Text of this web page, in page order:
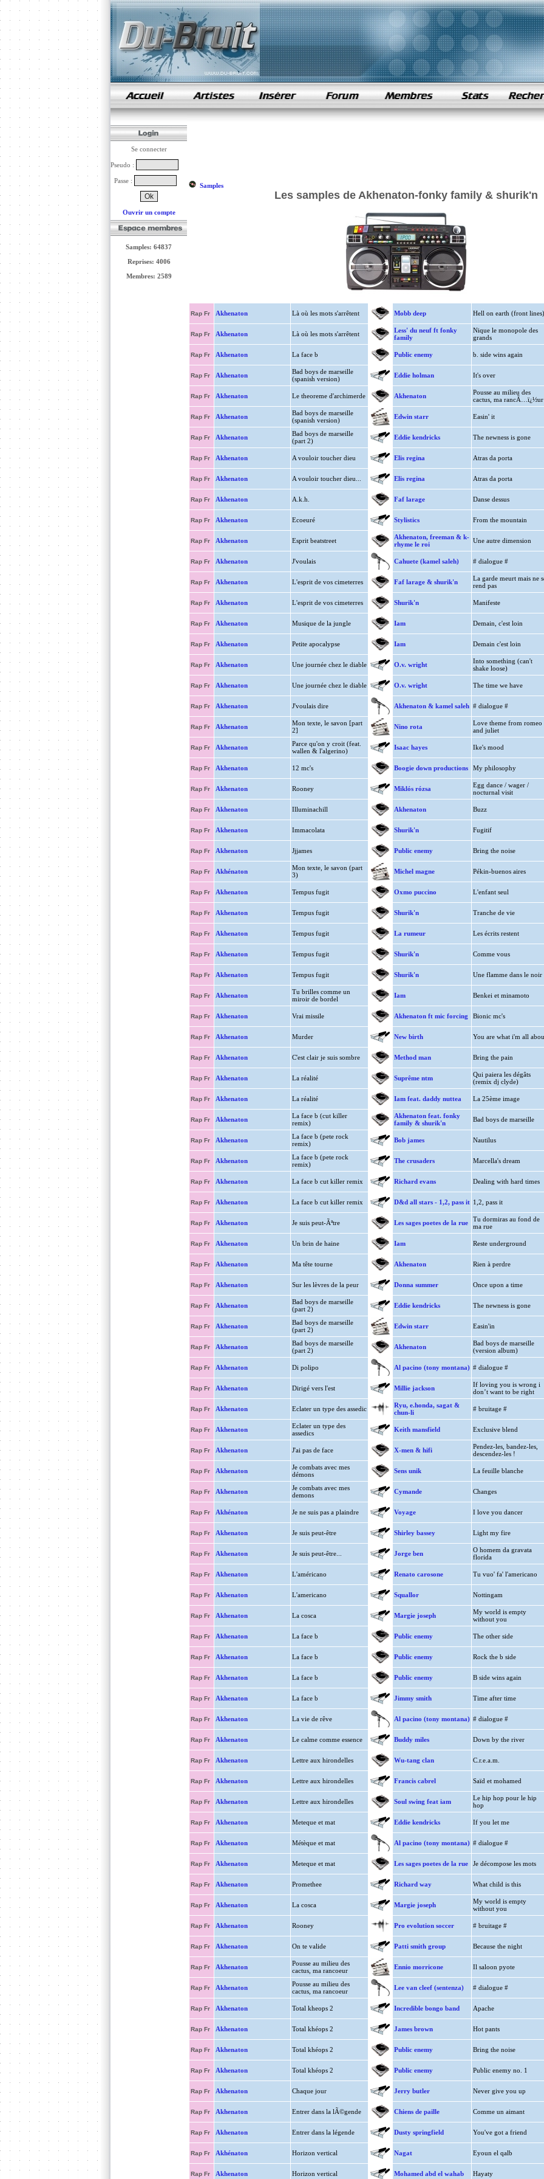
samples de rap
Se connecter
Pseudo :
Passe :
Ouvrir un compte
Samples: 64837
Reprises: 4006
Membres: 2589
Samples
Les samples de Akhenaton-fonky family & shurik'n
Rap Fr Akhenaton Là où les mots s'arrêtent Mobb deep Hell on earth (front lines)
Rap Fr Akhenaton Là où les mots s'arrêtent
Less' du neuf ft fonky
family
Nique le monopole des
grands
Rap Fr Akhenaton La face b Public enemy b. side wins again
Rap Fr Akhenaton
Bad boys de marseille
(spanish version)
Eddie holman It's over
Rap Fr Akhenaton Le theoreme d'archimerde Akhenaton
Pousse au milieu des
cactus, ma rancÃ…ï¿½ur
Rap Fr Akhenaton
Bad boys de marseille
(spanish version)
Edwin starr Easin' it
Rap Fr Akhenaton
Bad boys de marseille
(part 2)
Eddie kendricks The newness is gone
Rap Fr Akhenaton A vouloir toucher dieu Elis regina Atras da porta
Rap Fr Akhenaton A vouloir toucher dieu... Elis regina Atras da porta
Rap Fr Akhenaton A.k.h. Faf larage Danse dessus
Rap Fr Akhenaton Ecoeuré Stylistics From the mountain
Rap Fr Akhenaton Esprit beatstreet
Akhenaton, freeman & k-
rhyme le roi
Une autre dimension
Rap Fr Akhenaton J'voulais Cahuete (kamel saleh) # dialogue #
Rap Fr Akhenaton L'esprit de vos cimeterres Faf larage & shurik'n
La garde meurt mais ne
rend pas
Rap Fr Akhenaton L'esprit de vos cimeterres Shurik'n Manifeste
Rap Fr Akhenaton Musique de la jungle Iam Demain, c'est loin
Rap Fr Akhenaton Petite apocalypse Iam Demain c'est loin
Rap Fr Akhenaton Une journée chez le diable O.v. wright
Into something (can't
shake loose)
Rap Fr Akhenaton Une journée chez le diable O.v. wright The time we have
Rap Fr Akhenaton J'voulais dire Akhenaton & kamel saleh # dialogue #
Rap Fr Akhenaton
Mon texte, le savon [part
2]
Nino rota
Love theme from romeo
and juliet
Rap Fr Akhenaton
Parce qu'on y croit (feat.
wallen & l'algerino)
Isaac hayes Ike's mood
Rap Fr Akhenaton 12 mc's Boogie down productions My philosophy
Rap Fr Akhenaton Rooney Miklós rózsa
Egg dance / wager /
nocturnal visit
Rap Fr Akhenaton Illuminachill Akhenaton Buzz
Rap Fr Akhenaton Immacolata Shurik'n Fugitif
Rap Fr Akhenaton Jjjames Public enemy Bring the noise
Rap Fr Akhénaton
Mon texte, le savon (part
3)
Michel magne Pékin-buenos aires
Rap Fr Akhenaton Tempus fugit Oxmo puccino L'enfant seul
Rap Fr Akhenaton Tempus fugit Shurik'n Tranche de vie
Rap Fr Akhenaton Tempus fugit La rumeur Les écrits restent
Rap Fr Akhenaton Tempus fugit Shurik'n Comme vous
Rap Fr Akhenaton Tempus fugit Shurik'n Une flamme dans le noir
Rap Fr Akhenaton
Tu brilles comme un
miroir de bordel
Iam Benkei et minamoto
Rap Fr Akhenaton Vrai missile Akhenaton ft mic forcing Bionic mc's
Rap Fr Akhenaton Murder New birth You are what i'm all
Rap Fr Akhenaton C'est clair je suis sombre Method man Bring the pain
Rap Fr Akhenaton La réalité Suprême ntm
Qui paiera les dégâts
(remix dj clyde)
Rap Fr Akhenaton La réalité Iam feat. daddy nuttea La 25ème image
Rap Fr Akhenaton
La face b (cut killer
remix)
Akhenaton feat. fonky
family & shurik'n
Bad boys de marseille
Rap Fr Akhenaton
La face b (pete rock
remix)
Bob james Nautilus
Rap Fr Akhenaton
La face b (pete rock
remix)
The crusaders Marcella's dream
Rap Fr Akhenaton La face b cut killer remix Richard evans Dealing with hard times
Rap Fr Akhenaton La face b cut killer remix D&d all stars - 1,2, pass it 1,2, pass it
Rap Fr Akhenaton Je suis peut-Ãªtre Les sages poetes de la rue
Tu dormiras au fond de
ma rue
Rap Fr Akhenaton Un brin de haine Iam Reste underground
Rap Fr Akhenaton Ma tête tourne Akhenaton Rien à perdre
Rap Fr Akhenaton Sur les lèvres de la peur Donna summer Once upon a time
Rap Fr Akhenaton
Bad boys de marseille
(part 2)
Eddie kendricks The newness is gone
Rap Fr Akhenaton
Bad boys de marseille
(part 2)
Edwin starr Easin'in
Rap Fr Akhenaton
Bad boys de marseille
(part 2)
Akhenaton
Bad boys de marseille
(version album)
Rap Fr Akhenaton Di polipo Al pacino (tony montana) # dialogue #
Rap Fr Akhenaton Dirigé vers l'est Millie jackson
If loving you is wrong i
don’t want to be right
Rap Fr Akhenaton Eclater un type des assedic
Ryu, e.honda, sagat &
chun-li
# bruitage #
Rap Fr Akhenaton
Eclater un type des
assedics
Keith mansfield Exclusive blend
Rap Fr Akhenaton J'ai pas de face X-men & hifi
Pendez-les, bandez-les,
descendez-les !
Rap Fr Akhenaton
Je combats avec mes
démons
Sens unik La feuille blanche
Rap Fr Akhenaton
Je combats avec mes
demons
Cymande Changes
Rap Fr Akhénaton Je ne suis pas a plaindre Voyage I love you dancer
Rap Fr Akhenaton Je suis peut-être Shirley bassey Light my fire
Rap Fr Akhenaton Je suis peut-être... Jorge ben
O homem da gravata
florida
Rap Fr Akhenaton L'américano Renato carosone Tu vuo' fa' l'americano
Rap Fr Akhenaton L'americano Squallor Nottingam
Rap Fr Akhenaton La cosca Margie joseph
My world is empty
without you
Rap Fr Akhenaton La face b Public enemy The other side
Rap Fr Akhenaton La face b Public enemy Rock the b side
Rap Fr Akhenaton La face b Public enemy B side wins again
Rap Fr Akhenaton La face b Jimmy smith Time after time
Rap Fr Akhenaton La vie de rêve Al pacino (tony montana) # dialogue #
Rap Fr Akhenaton Le calme comme essence Buddy miles Down by the river
Rap Fr Akhenaton Lettre aux hirondelles Wu-tang clan C.r.e.a.m.
Rap Fr Akhenaton Lettre aux hirondelles Francis cabrel Saïd et mohamed
Rap Fr Akhenaton Lettre aux hirondelles Soul swing feat iam
Le hip hop pour le hip
hop
Rap Fr Akhenaton Meteque et mat Eddie kendricks If you let me
Rap Fr Akhenaton Métèque et mat Al pacino (tony montana) # dialogue #
Rap Fr Akhenaton Meteque et mat Les sages poetes de la rue Je décompose les mots
Rap Fr Akhenaton Promethee Richard way What child is this
Rap Fr Akhenaton La cosca Margie joseph
My world is empty
without you
Rap Fr Akhenaton Rooney Pro evolution soccer # bruitage #
Rap Fr Akhenaton On te valide Patti smith group Because the night
Rap Fr Akhenaton
Pousse au milieu des
cactus, ma rancoeur
Ennio morricone Il saloon pyote
Rap Fr Akhenaton
Pousse au milieu des
cactus, ma rancoeur
Lee van cleef (sentenza) # dialogue #
Rap Fr Akhenaton Total kheops 2 Incredible bongo band Apache
Rap Fr Akhenaton Total khéops 2 James brown Hot pants
Rap Fr Akhenaton Total khéops 2 Public enemy Bring the noise
Rap Fr Akhenaton Total khéops 2 Public enemy Public enemy no. 1
Rap Fr Akhenaton Chaque jour Jerry butler Never give you up
Rap Fr Akhenaton Entrer dans la lÃ©gende Chiens de paille Comme un aimant
Rap Fr Akhenaton Entrer dans la légende Dusty springfield You've got a friend
Rap Fr Akhénaton Horizon vertical Nagat Eyoun el qalb
Rap Fr Akhenaton Horizon vertical Mohamed abd el wahab Hayaty